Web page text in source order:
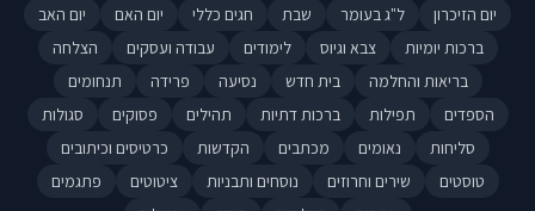
יום הזיכרון
ל"ג בעומר שבת חגים כללי יום האם
יום האב
ברכות יומיות
צבא וגיוס לימודים עבודה ועסקים
הצלחה
בריאות והחלמה
בית חדש נסיעה פרידה
תנחומים
הספדים
תפילות ברכות דתיות תהילים פסוקים
סגולות
סליחות
נאומים מכתבים הקדשות
כרטיסים וכיתובים
טוסטים
שירים וחרוזים נוסחים ותבניות ציטוטים
פתגמים